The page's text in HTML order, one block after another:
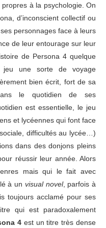
à la psychologie. On
d’inconscient collectif ou
personnages face à leurs
de leur entourage sur leur
de Persona 4 quelque
une sorte de voyage
bien écrit, fort de sa
le quotidien de ses
est essentielle, le jeu
et lycéennes qui font face
difficultés au lycée…)
dans des donjons pleins
réussir leur année. Alors
mais qui le fait avec
à un visual novel, parfois à
toujours acclamé pour ses
qui est paradoxalement
4est un titre très dense